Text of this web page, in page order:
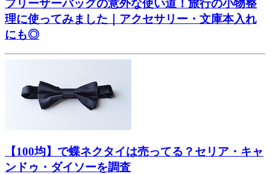
フリーザーバッグの意外な使い道！旅行の小物整
理に使ってみました｜アクセサリー・文庫本入れ
にも◎
【100均】で蝶ネクタイは売ってる？セリア・キャ
ンドゥ・ダイソーを調査